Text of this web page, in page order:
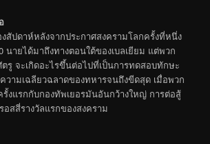
สัปดาห์หลังจากประกาศสงครามโลกครั้งที่หนึ่ง
นายได้มาถึงทางตอนใต้ของเบลเยียม แต่พวก
ตรู จะเกิดอะไรขึ้นต่อไปที่เป็นการทดสอบทักษะ
ามเฉลียวฉลาดของทหารจนถึงขีดสุด เมื่อพวก
รั้งแรกกับกองทัพเยอรมันอันกว้างใหญ่ การต่อสู้
สสี่รางวัลแรกของสงคราม